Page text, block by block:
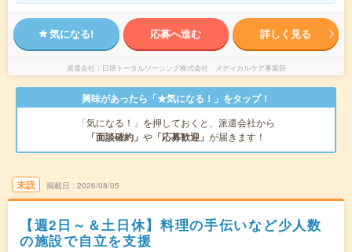
気になる! 応募へ進む 詳しく見る
派遣会社 日研トータルソーシング株式会社 メディカルケア事業部
興味があったら「★気になる！」をタップ！
「気になる！」を押しておくと、派遣会社から
「面談確約」 や 「応募歓迎」 が届きます！
未読 掲載日 2026/08/05
【週2日～＆土日休】料理の手伝いなど少人数
の施設で自立を支援